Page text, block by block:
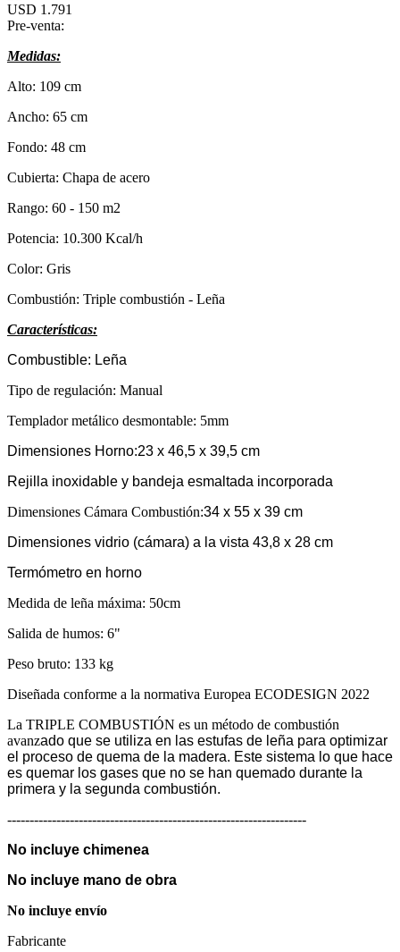
USD 1.791
Pre-venta:
Medidas:
Alto: 109 cm
Ancho: 65 cm
Fondo: 48 cm
Cubierta: Chapa de acero
Rango: 60 - 150 m2
Potencia: 10.300 Kcal/h
Color: Gris
Combustión: Triple combustión - Leña
Características:
Combustible: Leña
Tipo de regulación: Manual
Templador metálico desmontable: 5mm
Dimensiones Horno:23 x 46,5 x 39,5 cm
Rejilla inoxidable y bandeja esmaltada incorporada
Dimensiones Cámara Combustión:34 x 55 x 39 cm
Dimensiones vidrio (cámara) a la vista 43,8 x 28 cm
Termómetro en horno
Medida de leña máxima: 50cm
Salida de humos: 6"
Peso bruto: 133 kg
Diseñada conforme a la normativa Europea ECODESIGN 2022
La TRIPLE COMBUSTIÓN es un método de combustión
avanzado que se utiliza en las estufas de leña para optimizar
el proceso de quema de la madera. Este sistema lo que hace
es quemar los gases que no se han quemado durante la
primera y la segunda combustión.
-------------------------------------------------------------------
No incluye chimenea
No incluye mano de obra
No incluye envío
Fabricante